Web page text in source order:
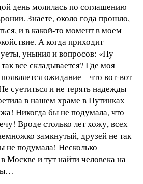
день молилась по соглашению –
Знаете, около года прошло,
и в какой-то момент в моем
А когда приходит
уныния и вопросов: «Ну
все складывается? Где моя
ожидание – что вот-вот
суетиться и не терять надежды –
в нашем храме в Путинках
Никогда бы не подумала, что
Вроде столько лет хожу, всех
замкнутый, друзей не так
не подумала! Несколько
Москве и тут найти человека на